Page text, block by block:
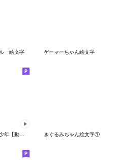
ル 絵文字 ゲーマーちゃん絵文字
きぐるみちゃん絵文字①